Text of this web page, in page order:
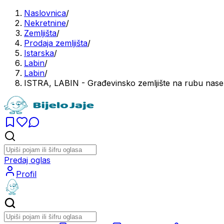
Naslovnica/
Nekretnine/
Zemljišta/
Prodaja zemljišta/
Istarska/
Labin/
Labin/
ISTRA, LABIN - Građevinsko zemljište na rubu
Predaj oglas
Profil